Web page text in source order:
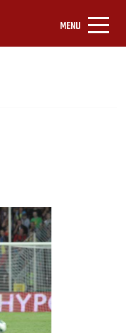
MENU